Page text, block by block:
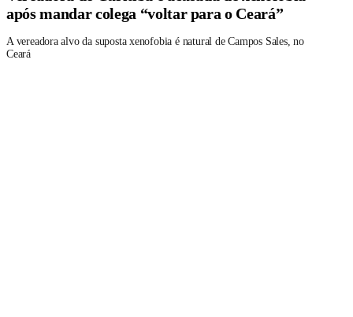
após mandar colega “voltar para o Ceará”
A vereadora alvo da suposta xenofobia é natural de Campos Sales, no
Ceará